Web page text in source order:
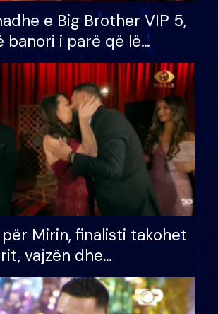
e Big Brother VIP 5,
banori i parë që lë
humb mundësinë për
e madh
Mirin, finalisti takohet
vajzën dhe
S’kemi ndonjë letër
jo?